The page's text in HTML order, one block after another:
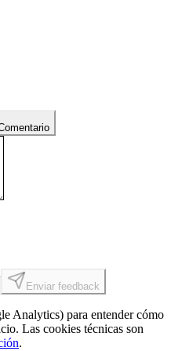
Enviar feedback
Analytics) para entender cómo
Las cookies técnicas son
.